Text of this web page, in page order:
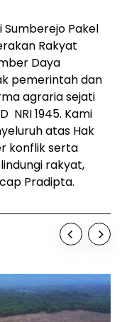
Sumberejo Pakel
Rakyat
Daya
pemerintah dan
agraria sejati
NRI 1945. Kami
atas Hak
konflik serta
rakyat,
Pradipta.